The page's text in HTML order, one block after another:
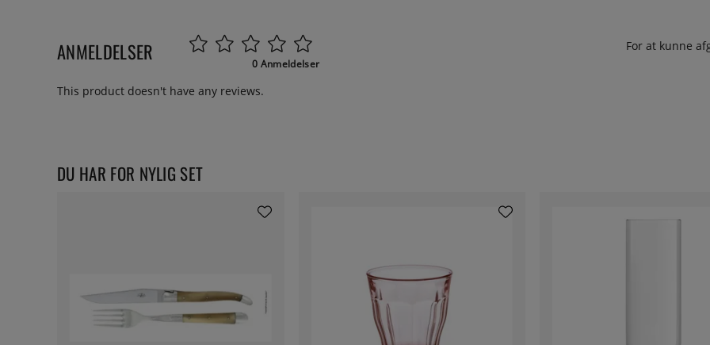
ANMELDELSER 0 Anmeldelser
For at kunne
This product doesn't have any reviews.
DU HAR FOR NYLIG SET